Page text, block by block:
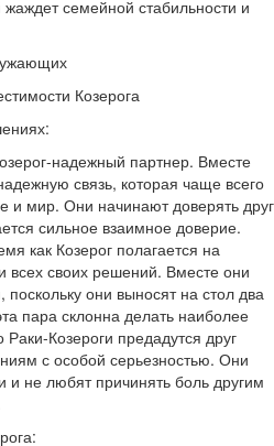
жаждет семейной стабильности и
Козерога
надежный партнер. Вместе
связь, которая чаще всего
и мир. Они начинают доверять друг
сильное взаимное доверие.
как Козерог полагается на
всех своих решений. Вместе они
они выносят на стол два
пара склонна делать наиболее
Козероги предадутся друг
с особой серьезностью. Они
и не любят причинять боль другим